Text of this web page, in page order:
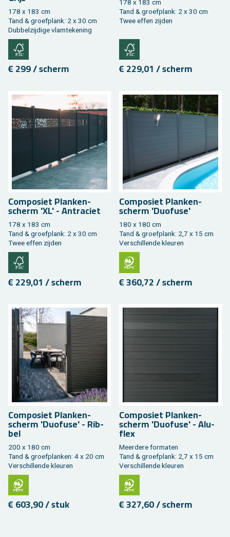
178 x 183 cm
Tand & groef­plank: 2 x 30 cm
Dub­bel­zij­di­ge vlam­te­ke­ning
€ 299 / scherm
178 x 183 cm
Tand & groef­plank: 2 x 30 cm
Twee effen zij­den
€ 229,01 / scherm
Com­po­siet Plan­ken­
scherm 'XL' - An­tra­ciet
178 x 183 cm
Tand & groef­plank: 2 x 30 cm
Twee effen zij­den
€ 229,01 / scherm
Com­po­siet Plan­ken­
scherm 'Duo­fu­se'
180 x 180 cm
Tand & groef­plank: 2,7 x 15 cm
Ver­schil­len­de kleu­ren
€ 360,72 / scherm
Com­po­siet Plan­ken­
scherm 'Duo­fu­se' - Rib­
bel
200 x 180 cm
Tand & groef­plan­ken: 4 x 20 cm
Ver­schil­len­de kleu­ren
€ 603,90 / stuk
Com­po­siet Plan­ken­
scherm 'Duo­fu­se' - Alu­
flex
Meer­de­re for­ma­ten
Tand & groef­plank: 2,7 x 15 cm
Ver­schil­len­de kleu­ren
€ 327,60 / scherm